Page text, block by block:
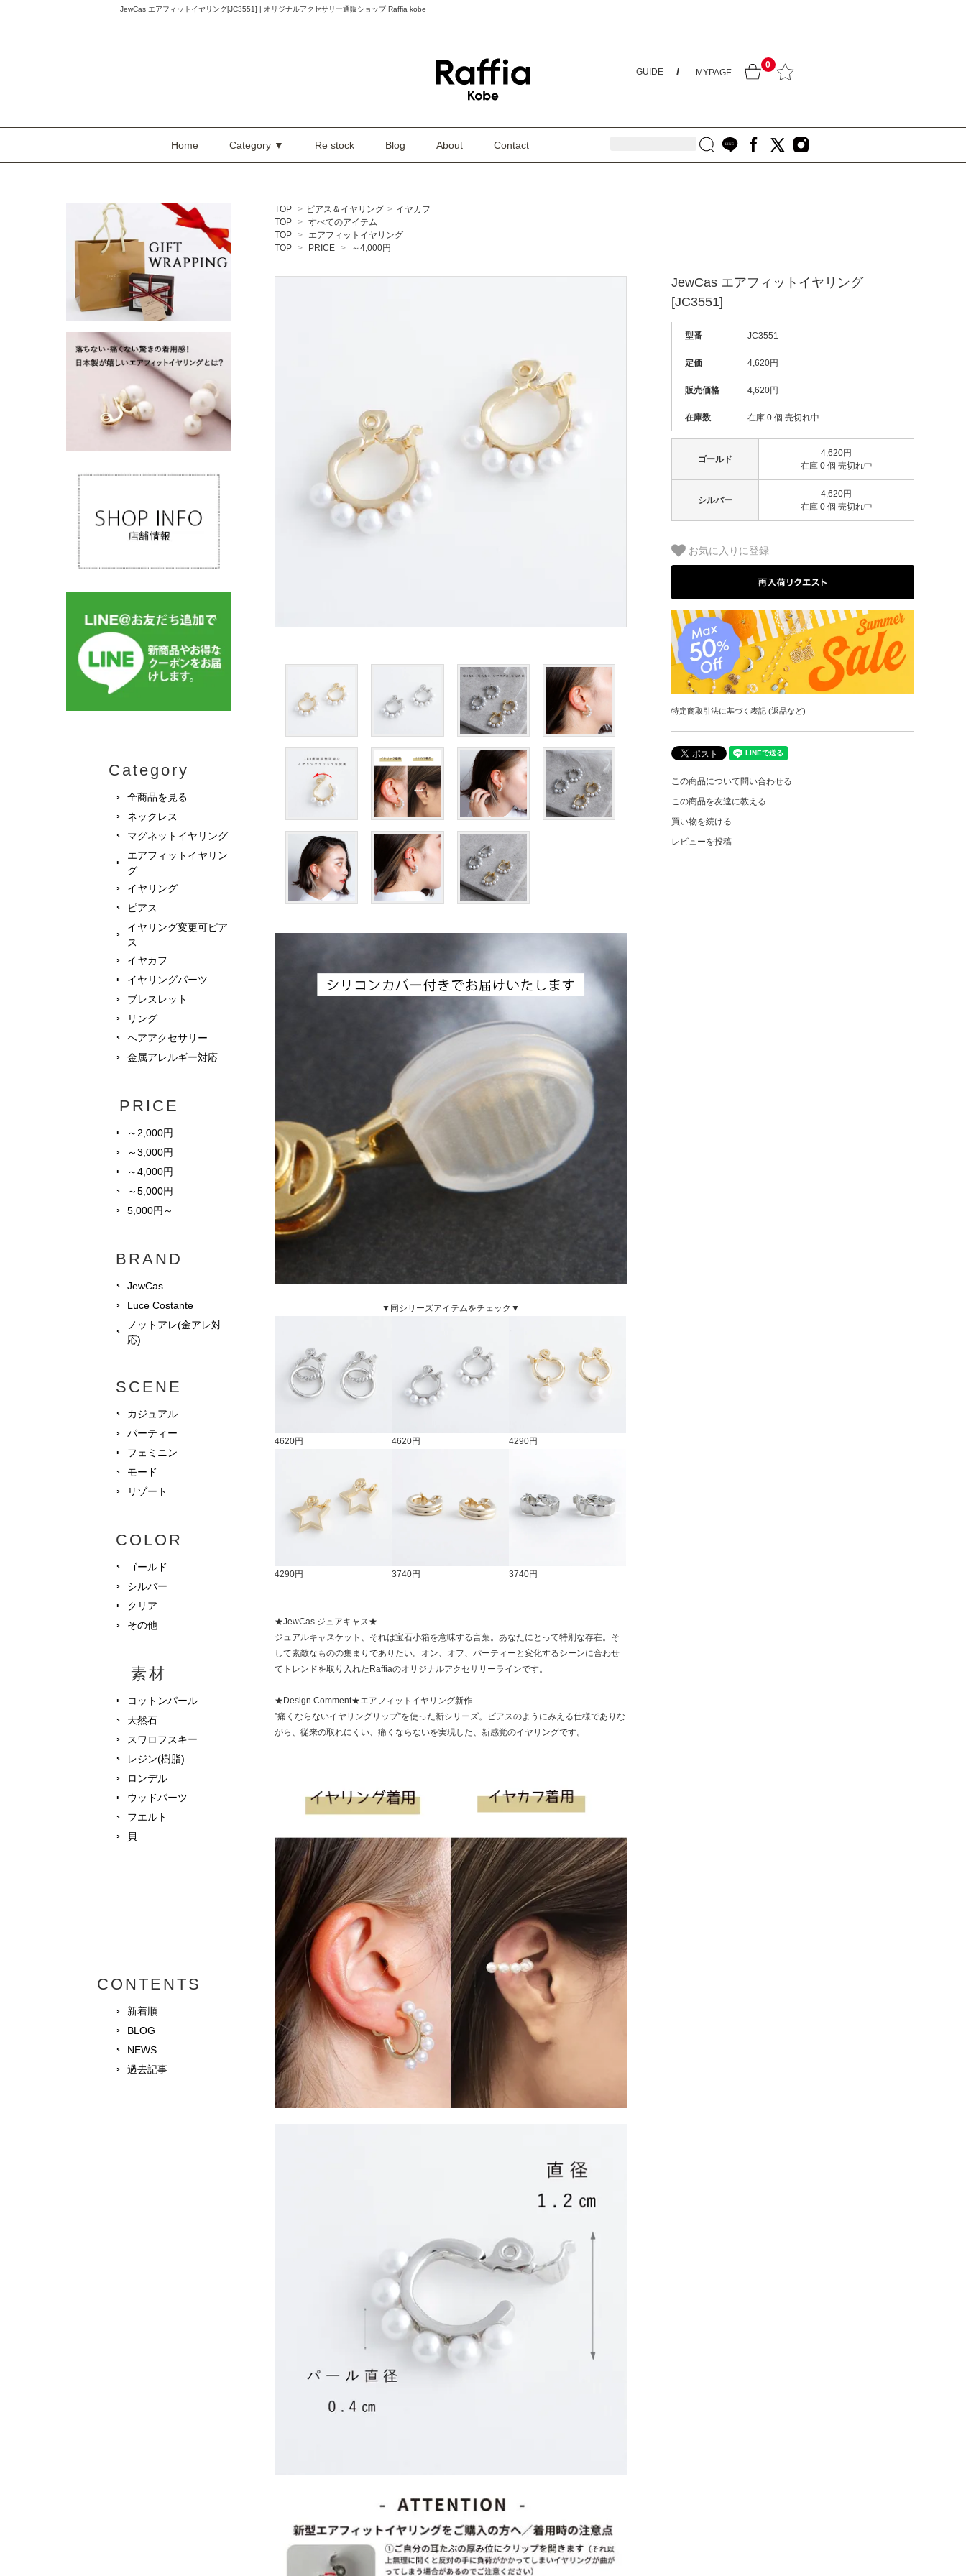
JewCas エアフィットイヤリング[JC3551] | オリジナルアクセサリー通販ショップ Raffia kobe
GUIDE MYPAGE
0
Home Category ▼ Re stock Blog About Contact
TOP > ピアス＆イヤリング > イヤカフ
TOP > すべてのアイテム
TOP >
エアフィットイヤリング
TOP > PRICE > ～4,000円
JewCas エアフィットイヤリング
[JC3551]
型番 JC3551
定価 4,620円
販売価格 4,620円
在庫数 在庫 0 個 売切れ中
ゴールド
4,620円
在庫 0 個 売切れ中
シルバー
4,620円
在庫 0 個 売切れ中
お気に入りに登録
特定商取引法に基づく表記 (返品など)
この商品について問い合わせる
この商品を友達に教える
買い物を続ける
レビューを投稿
▼同シリーズアイテムをチェック▼
4620円 4620円 4290円
4290円 3740円 3740円
★JewCas ジュアキャス★
ジュアルキャスケット、それは宝石小箱を意味する言葉。あなたにとって特別な存在。そ
して素敵なものの集まりでありたい。オン、オフ、パーティーと変化するシーンに合わせ
てトレンドを取り入れたRaffiaのオリジナルアクセサリーラインです。
★Design Comment★エアフィットイヤリング新作
”痛くならないイヤリングリップ”を使った新シリーズ。ピアスのようにみえる仕様でありな
がら、従来の取れにくい、痛くならないを実現した、新感覚のイヤリングです。
Category
全商品を見る
ネックレス
マグネットイヤリング
エアフィットイヤリン
グ
イヤリング
ピアス
イヤリング変更可ピア
ス
イヤカフ
イヤリングパーツ
ブレスレット
リング
ヘアアクセサリー
金属アレルギー対応
PRICE
～2,000円
～3,000円
～4,000円
～5,000円
5,000円～
BRAND
JewCas
Luce Costante
ノットアレ(金アレ対
応)
SCENE
カジュアル
パーティー
フェミニン
モード
リゾート
COLOR
ゴールド
シルバー
クリア
その他
素材
コットンパール
天然石
スワロフスキー
レジン(樹脂)
ロンデル
ウッドパーツ
フエルト
貝
CONTENTS
新着順
BLOG
NEWS
過去記事